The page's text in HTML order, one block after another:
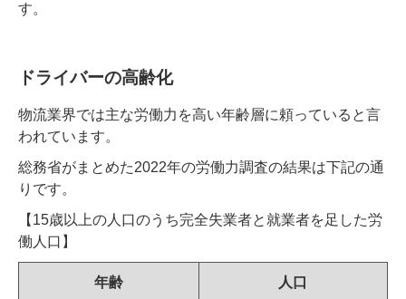
す。
ドライバーの高齢化
物流業界では主な労働力を高い年齢層に頼っていると言
われています。
総務省がまとめた2022年の労働力調査の結果は下記の通
りです。
【15歳以上の人口のうち完全失業者と就業者を足した労
働人口】
年齢 人口